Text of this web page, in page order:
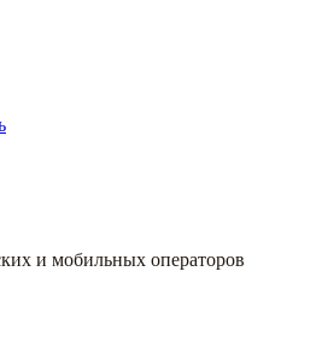
и мобильных операторов